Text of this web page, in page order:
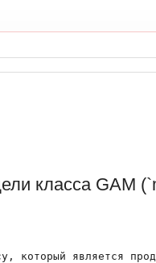
класса GAM
который является